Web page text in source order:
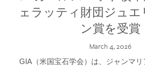
ェラッティ財団ジュエ
ン賞を受賞
March 4, 2026
GIA（米国宝石学会）は、ジャンマ